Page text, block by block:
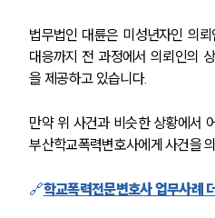
법무법인 대륜은 미성년자인 의
대응까지 전 과정에서 의뢰인의
을 제공하고 있습니다.
만약 위 사건과 비슷한 상황에서
부산학교폭력변호사에게 사건을
🔗학교폭력전문변호사 업무사례